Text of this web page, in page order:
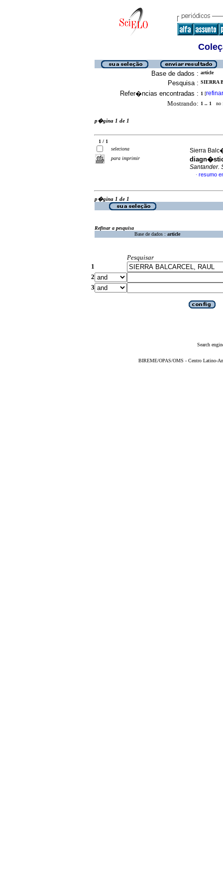
Base de dados : article
Pesquisa : SIERRA
Refer�ncias encontradas : 1 [refinar
Mostrando: 1 .. 1 no
p�gina 1 de 1
1 / 1
seleciona
para imprimir
Sierra
Santander.
· resumo
p�gina 1 de 1
Refinar a pesquisa
Base de dados : article
Pesquisar
1
2
3
Search
BIREME/OPAS/OMS - Centro Latino-